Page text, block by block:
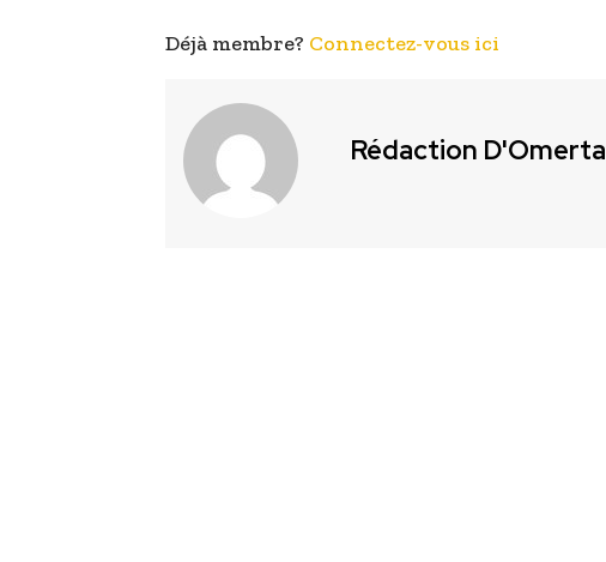
Déjà membre? Connectez-vous ici
Rédaction D'Omerta